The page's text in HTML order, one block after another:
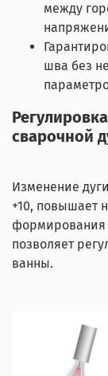
между
шва без
сварочной
Изменение
+10, повышает
формирования
позволяет
ванны.